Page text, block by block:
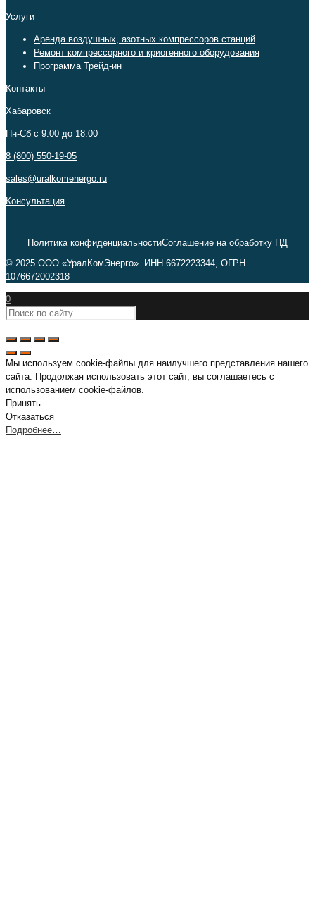
Услуги
Аренда воздушных, азотных компрессоров станций
Ремонт компрессорного и криогенного оборудования
Программа Трейд-ин
Контакты
Хабаровск
Пн-Сб c 9:00 до 18:00
8 (800) 550-19-05
sales@uralkomenergo.ru
Консультация
Политика конфиденциальностиСоглашение на обработку ПД
© 2025 ООО «УралКомЭнерго». ИНН 6672223344, ОГРН
1076672002318
0
Мы используем cookie-файлы для наилучшего представления нашего
сайта. Продолжая использовать этот сайт, вы соглашаетесь с
использованием cookie-файлов.
Принять
Отказаться
Подробнее…